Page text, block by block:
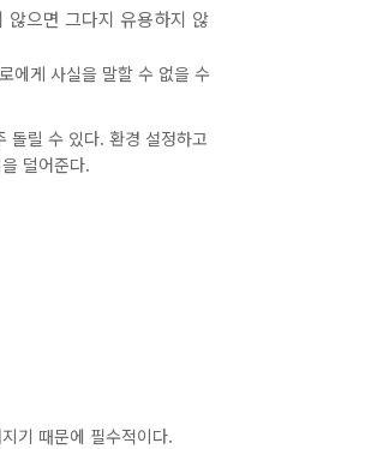
않으면 그다지 유용하지 않
에게 사실을 말할 수 없을 수
돌릴 수 있다. 환경 설정하고
덜어준다.
기 때문에 필수적이다.